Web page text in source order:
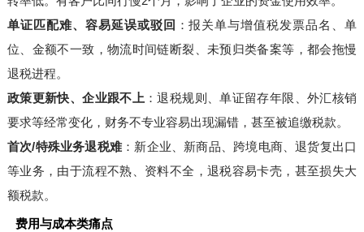
单证匹配难、容易延误或驳回 ：报关单与增值税发票品名、单
位、金额不一致，物流时间链断裂、未预归类备案等，都会拖慢
退税进程。
政策更新快、企业跟不上 ：退税规则、单证留存年限、外汇核销
要求等经常变化，财务不专业容易出现漏错，甚至被追缴税款。
首次/特殊业务退税难 ：新企业、新商品、跨境电商、退货复出口
等业务，由于流程不熟、资料不全，退税容易卡壳，甚至损失大
额税款。
费用与成本类痛点